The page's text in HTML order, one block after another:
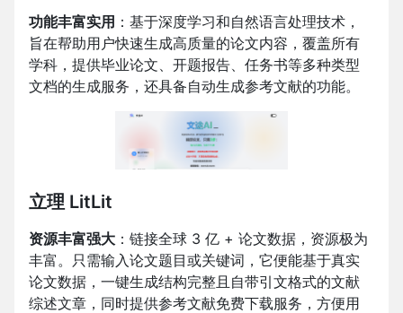
功能丰富实用 ：基于深度学习和自然语言处理技术，
旨在帮助用户快速生成高质量的论文内容，覆盖所有
学科，提供毕业论文、开题报告、任务书等多种类型
文档的生成服务，还具备自动生成参考文献的功能。
立理 LitLit
资源丰富强大 ：链接全球 3 亿 + 论文数据，资源极为
丰富。只需输入论文题目或关键词，它便能基于真实
论文数据，一键生成结构完整且自带引文格式的文献
综述文章，同时提供参考文献免费下载服务，方便用